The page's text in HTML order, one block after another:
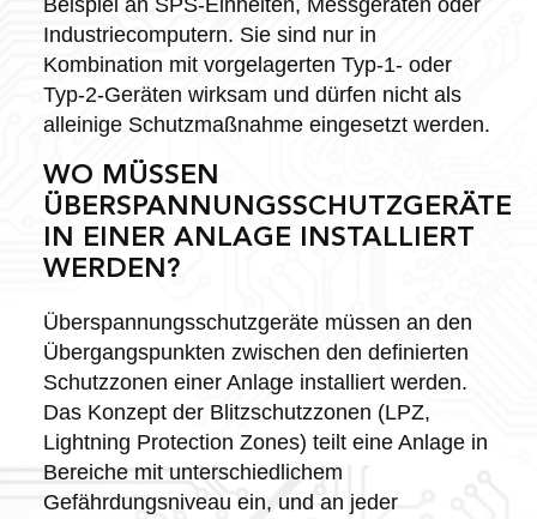
Beispiel an SPS-Einheiten, Messgeräten oder
Industriecomputern. Sie sind nur in
Kombination mit vorgelagerten Typ-1- oder
Typ-2-Geräten wirksam und dürfen nicht als
alleinige Schutzmaßnahme eingesetzt werden.
WO MÜSSEN
ÜBERSPANNUNGSSCHUTZGERÄTE
IN EINER ANLAGE INSTALLIERT
WERDEN?
Überspannungsschutzgeräte müssen an den
Übergangspunkten zwischen den definierten
Schutzzonen einer Anlage installiert werden.
Das Konzept der Blitzschutzzonen (LPZ,
Lightning Protection Zones) teilt eine Anlage in
Bereiche mit unterschiedlichem
Gefährdungsniveau ein, und an jeder